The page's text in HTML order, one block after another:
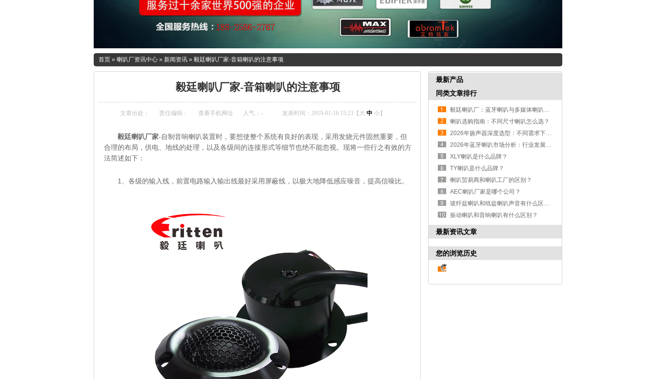
首页 » 喇叭厂资讯中心 » 新闻资讯 » 毅廷喇叭厂家-音箱喇叭的注意事项
毅廷喇叭厂家-音箱喇叭的注意事项
文章出处： 责任编辑： 查看手机网址 人气： - 发表时间：2019-01-16 15:23【 大 中 小】
毅廷喇叭厂家-自制音响喇叭装置时，要想使整个系统有良好的表现，采用发烧元件固然重要，但
合理的布局，供电、地线的处理，以及各级间的连接形式等细节也绝不能忽视。现将一些行之有效的方
法简述如下：
1、各级的输入线，前置电路输入输出线最好采用屏蔽线，以极大地降低感应噪音，提高信噪比。
最新产品
同类文章排行
毅廷喇叭厂：蓝牙喇叭与多媒体喇叭常见问题解析
喇叭选购指南：不同尺寸喇叭怎么选？
2026年扬声器深度选型：不同需求下的珠三角厂商方案分析
2026年蓝牙喇叭市场分析：行业发展三大核心趋势
XLY喇叭是什么品牌？
TY喇叭是什么品牌？
喇叭贸易商和喇叭工厂的区别？
AEC喇叭厂家是哪个公司？
玻纤盆喇叭和纸盆喇叭声音有什么区别？
振动喇叭和音响喇叭有什么区别？
最新资讯文章
您的浏览历史